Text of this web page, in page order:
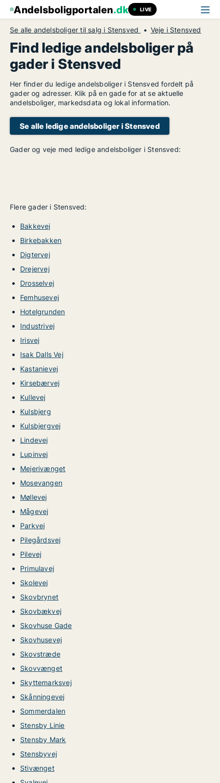
Andelsboligportalen.dk LIVE
Se alle andelsboliger til salg i Stensved Veje i Stensved
Find ledige andelsboliger på
gader i Stensved
Her finder du ledige andelsboliger i Stensved fordelt på
gader og adresser. Klik på en gade for at se aktuelle
andelsboliger, markedsdata og lokal information.
Se alle ledige andelsboliger i Stensved
Gader og veje med ledige andelsboliger i Stensved:
Flere gader i Stensved:
Bakkevej
Birkebakken
Digtervej
Drejervej
Drosselvej
Femhusevej
Hotelgrunden
Industrivej
Irisvej
Isak Dalls Vej
Kastanievej
Kirsebærvej
Kullevej
Kulsbjerg
Kulsbjergvej
Lindevej
Lupinvej
Mejerivænget
Mosevangen
Møllevej
Mågevej
Parkvej
Pilegårdsvej
Pilevej
Primulavej
Skolevej
Skovbrynet
Skovbækvej
Skovhuse Gade
Skovhusevej
Skovstræde
Skovvænget
Skyttemarksvej
Skånningevej
Sommerdalen
Stensby Linie
Stensby Mark
Stensbyvej
Stivænget